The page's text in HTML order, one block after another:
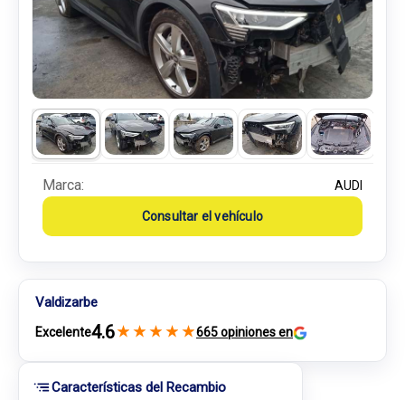
Características del Recambio
Marca: AUDI
Consultar el vehículo
Valdizarbe
Excelente4.6★ ★ ★ ★ ★665 opiniones en